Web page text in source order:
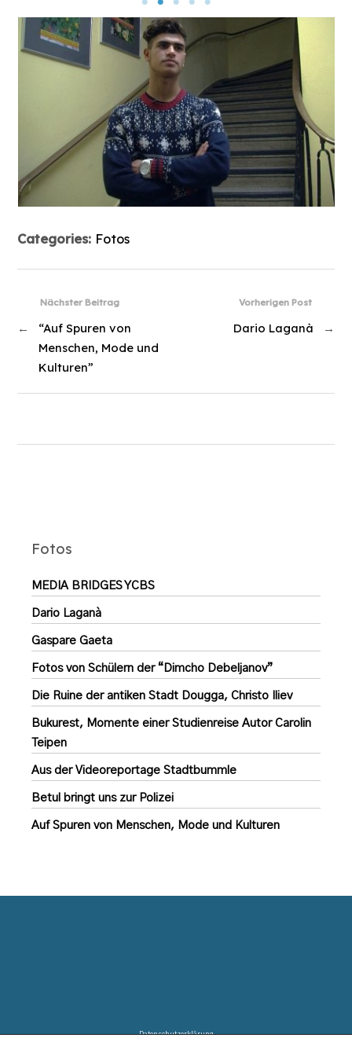
Categories: Fotos
Vorherigen Post
Dario Laganà →
Nächster Beitrag
←
“Auf Spuren von
Menschen, Mode und
Kulturen”
Fotos
MEDIA BRIDGES YCBS
Dario Laganà
Gaspare Gaeta
Fotos von Schülern der “Dimcho Debeljanov”
Die Ruine der antiken Stadt Dougga, Christo Iliev
Bukurest, Momente einer Studienreise Autor Carolin
Teipen
Aus der Videoreportage Stadtbummle
Betul bringt uns zur Polizei
Auf Spuren von Menschen, Mode und Kulturen
Datenschutzerklärung